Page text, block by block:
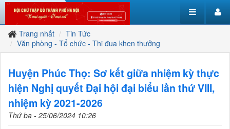
Trang nhất
Tin Tức
Văn phòng - Tổ chức - Thi đua khen thưởng
Huyện Phúc Thọ: Sơ kết giữa nhiệm kỳ thực
hiện Nghị quyết Đại hội đại biểu lần thứ VIII,
nhiệm kỳ 2021-2026
Thứ ba - 25/06/2024 10:26